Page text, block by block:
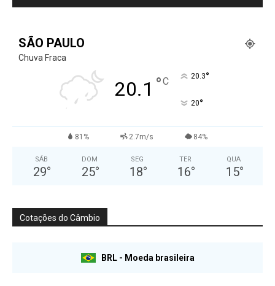
SÃO PAULO
Chuva Fraca
20.1 °C 20.3°
20°
81% 2.7m/s 84%
SÁB
29°
DOM
25°
SEG
18°
TER
16°
QUA
15°
Cotações do Câmbio
BRL - Moeda brasileira